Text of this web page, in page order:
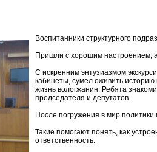
Воспитанники структурного
Пришли с хорошим настроением,
С искренним энтузиазмом
кабинеты, сумел оживить
жизнь вологжанин. Ребята
председателя и депутатов.
После погружения в мир
Такие помогают понять, как
ответственность.